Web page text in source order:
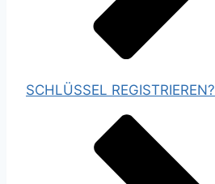
SCHLÜSSEL REGISTRIEREN?